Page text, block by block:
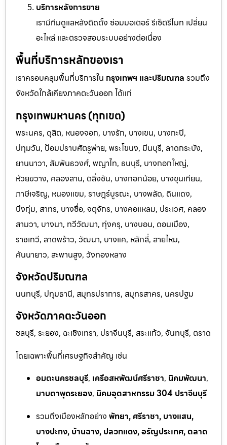
บริการหลังการขาย
เรามีทีมดูแลหลังติดตั้ง ซ่อมมอเตอร์ รีเซ็ตรีโมท เปลี่ยน
อะไหล่ และตรวจสอบระบบอย่างต่อเนื่อง
พื้นที่บริการหลักของเรา
เราครอบคลุมพื้นที่บริการใน กรุงเทพฯ และปริมณฑล รวมถึง
จังหวัดใกล้เคียงภาคตะวันออก ได้แก่
กรุงเทพมหานคร (ทุกเขต)
พระนคร, ดุสิต, หนองจอก, บางรัก, บางเขน, บางกะปิ,
ปทุมวัน, ป้อมปราบศัตรูพ่าย, พระโขนง, มีนบุรี, ลาดกระบัง,
ยานนาวา, สัมพันธวงศ์, พญาไท, ธนบุรี, บางกอกใหญ่,
ห้วยขวาง, คลองสาน, ตลิ่งชัน, บางกอกน้อย, บางขุนเทียน,
ภาษีเจริญ, หนองแขม, ราษฎร์บูรณะ, บางพลัด, ดินแดง,
บึงกุ่ม, สาทร, บางซื่อ, จตุจักร, บางคอแหลม, ประเวศ, คลอง
สามวา, บางนา, ทวีวัฒนา, ทุ่งครุ, บางบอน, ดอนเมือง,
ราชเทวี, ลาดพร้าว, วัฒนา, บางแค, หลักสี่, สายไหม,
คันนายาว, สะพานสูง, วังทองหลาง
จังหวัดปริมณฑล
นนทบุรี, ปทุมธานี, สมุทรปราการ, สมุทรสาคร, นครปฐม
จังหวัดภาคตะวันออก
ชลบุรี, ระยอง, ฉะเชิงเทรา, ปราจีนบุรี, สระแก้ว, จันทบุรี, ตราด
โดยเฉพาะพื้นที่เศรษฐกิจสำคัญ เช่น
อมตะนครชลบุรี, เครือสหพัฒน์ศรีราชา, นิคมพัฒนา,
มาบตาพุดระยอง, นิคมอุตสาหกรรม 304 ปราจีนบุรี
รวมถึงเมืองหลักอย่าง พัทยา, ศรีราชา, บางแสน,
บางปะกง, บ้านฉาง, ปลวกแดง, อรัญประเทศ, ตลาด